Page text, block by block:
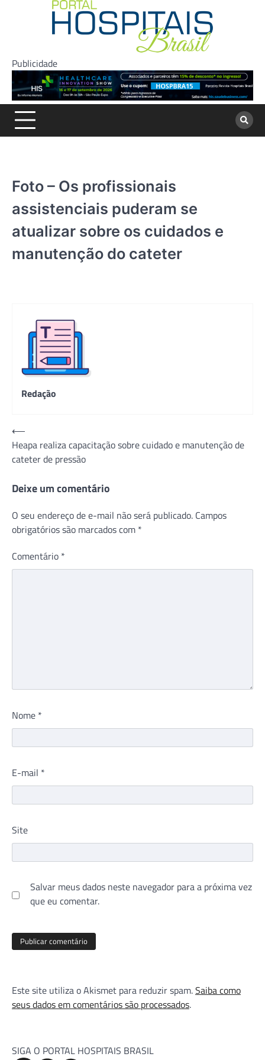
Publicidade
Foto – Os profissionais
assistenciais puderam se
atualizar sobre os cuidados e
manutenção do cateter
Redação
Navegação
de
Post
⟵
Heapa realiza capacitação sobre cuidado e manutenção de
cateter de pressão
Deixe um comentário
O seu endereço de e-mail não será publicado. Campos
obrigatórios são marcados com *
Comentário *
Nome *
E-mail *
Site
Salvar meus dados neste navegador para a próxima vez
que eu comentar.
Este site utiliza o Akismet para reduzir spam.Saiba como
seus dados em comentários são processados.
SIGA O PORTAL HOSPITAIS BRASIL